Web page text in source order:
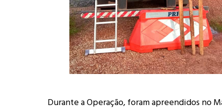
Durante a Operação, foram apreendidos no